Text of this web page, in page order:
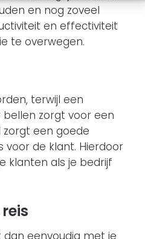
en nog zoveel
en effectiviteit
te overwegen.
terwijl een
zorgt voor een
een goede
voor de klant. Hierdoor
klanten als je bedrijf
eenvoudig met je